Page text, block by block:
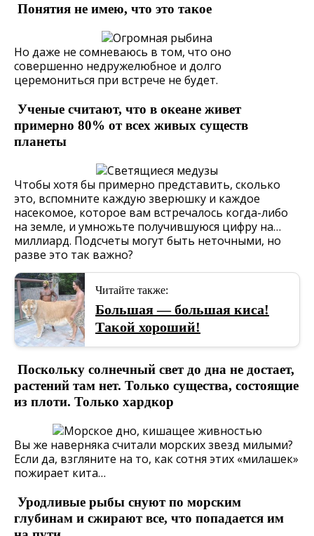
Понятия не имею, что это такое
Но даже не сомневаюсь в том, что оно
совершенно недружелюбное и долго
церемониться при встрече не будет.
Ученые считают, что в океане живет
примерно 80% от всех живых существ
планеты
Чтобы хотя бы примерно представить, сколько
это, вспомните каждую зверюшку и каждое
насекомое, которое вам встречалось когда-либо
на земле, и умножьте получившуюся цифру на…
миллиард. Подсчеты могут быть неточными, но
разве это так важно?
Читайте также:
Большая — большая киса!
Такой хороший!
Поскольку солнечный свет до дна не достает,
растений там нет. Только существа, состоящие
из плоти. Только хардкор
Вы же наверняка считали морских звезд милыми?
Если да, взгляните на то, как сотня этих «милашек»
пожирает кита…
Уродливые рыбы снуют по морским
глубинам и сжирают все, что попадается им